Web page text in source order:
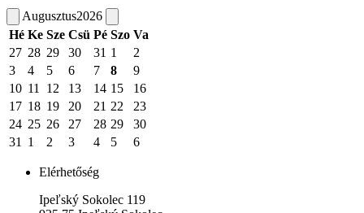
Augusztus2026
Hé Ke Sze Csü Pé Szo Va
27 28 29 30 31 1
2
3
4 5 6 7 8
9
10 11 12 13 14 15
16
17 18 19 20 21 22
23
24 25 26 27 28 29
30
31
1 2 3 4 5 6
Elérhetőség
Ipeľský Sokolec 119